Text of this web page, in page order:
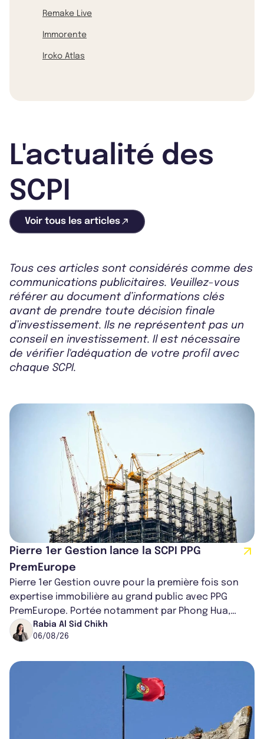
Remake Live
Immorente
Iroko Atlas
L'actualité des
SCPI
Voir tous les articles
Tous ces articles sont considérés comme des
communications publicitaires. Veuillez-vous
référer au document d’informations clés
avant de prendre toute décision finale
d’investissement. Ils ne représentent pas un
conseil en investissement. Il est nécessaire
de vérifier l'adéquation de votre profil avec
chaque SCPI.
Pierre 1er Gestion lance la SCPI PPG
PremEurope
Pierre 1er Gestion ouvre pour la première fois son
expertise immobilière au grand public avec PPG
PremEurope. Portée notamment par Phong Hua,
ancien directeur des investissements d...
Rabia Al Sid Chikh
06/08/26